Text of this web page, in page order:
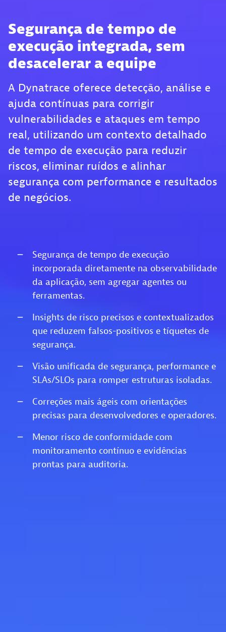
Segurança de tempo de
execução integrada, sem
desacelerar a equipe
A Dynatrace oferece detecção, análise e
ajuda contínuas para corrigir
vulnerabilidades e ataques em tempo
real, utilizando um contexto detalhado
de tempo de execução para reduzir
riscos, eliminar ruídos e alinhar
segurança com performance e resultados
de negócios.
Segurança de tempo de execução
incorporada diretamente na observabilidade
da aplicação, sem agregar agentes ou
ferramentas.
Insights de risco precisos e contextualizados
que reduzem falsos-positivos e tíquetes de
segurança.
Visão unificada de segurança, performance e
SLAs/SLOs para romper estruturas isoladas.
Correções mais ágeis com orientações
precisas para desenvolvedores e operadores.
Menor risco de conformidade com
monitoramento contínuo e evidências
prontas para auditoria.